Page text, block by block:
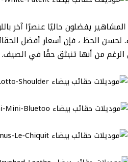
لحسن الحظ ، فإن أسعار أفضل
الرغم من أنها تنبثق حقًا في